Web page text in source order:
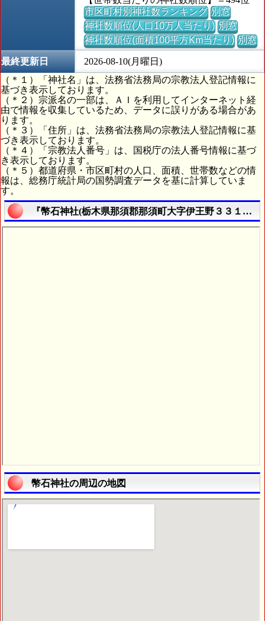
市区町村別神社数ランキング 別窓
神社数順位(人口10万人当たり) 別窓
神社数順位(面積100平方Km当たり) 別窓
最終更新日
2026-08-10(月曜日)
（＊１）「神社名」は、法務省法務局の宗教法人登記情報に
基づき表示しております。
（＊２）宗派名の一部は、ＡＩを利用してインターネット経
由で情報を収集しているため、データに誤りがある場合があ
ります。
（＊３）「住所」は、法務省法務局の宗教法人登記情報に基
づき表示しております。
（＊４）「宗教法人番号」は、国税庁の法人番号情報に基づ
き表示しております。
（＊５）都道府県・市区町村の人口、面積、世帯数などの情
報は、総務庁統計局の国勢調査データを基に計算していま
す。
『幣石神社(栃木県那須郡那須町大字伊王野３３１３
幣石神社の周辺の地図